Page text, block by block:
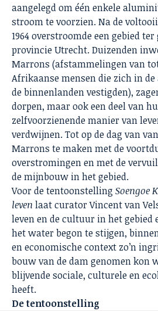
aangelegd om één enkele
stroom te voorzien. Na de
1964 overstroomde een gebied
provincie Utrecht. Duizenden
Marrons (afstammelingen van
Afrikaanse mensen die zich in
de binnenlanden vestigden),
dorpen, maar ook een deel van
zelfvoorzienende manier van
verdwijnen. Tot op de dag van
Marrons te maken met de
overstromingen en met de
de mijnbouw in het gebied.
Voor de tentoonstelling Soengoe
leven laat curator Vincent van
leven en de cultuur in het gebied
het water begon te stijgen,
en economische context zo’n
bouw van de dam genomen kon
blijvende sociale, culturele en
heeft.
De tentoonstelling